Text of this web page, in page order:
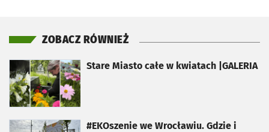
ZOBACZ RÓWNIEŻ
Stare Miasto całe w kwiatach |GALERIA
otworzy się w nowej karcie
#EKOszenie we Wrocławiu. Gdzie i
otworzy się w nowej karcie